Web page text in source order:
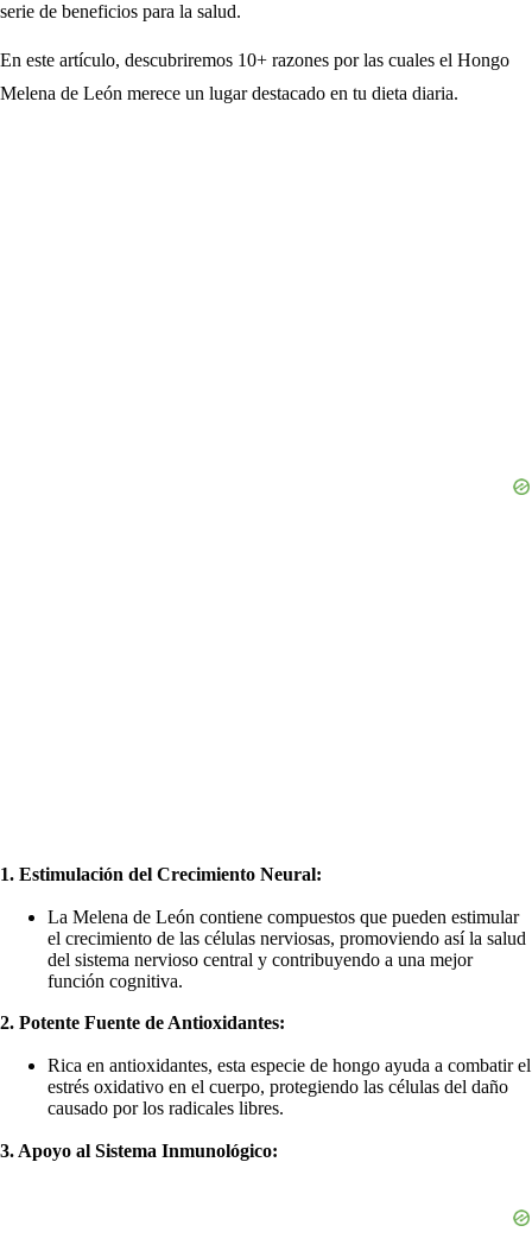
serie de beneficios para la salud.
En este artículo, descubriremos 10+ razones por las cuales el Hongo
Melena de León merece un lugar destacado en tu dieta diaria.
1. Estimulación del Crecimiento Neural:
La Melena de León contiene compuestos que pueden estimular
el crecimiento de las células nerviosas, promoviendo así la salud
del sistema nervioso central y contribuyendo a una mejor
función cognitiva.
2. Potente Fuente de Antioxidantes:
Rica en antioxidantes, esta especie de hongo ayuda a combatir el
estrés oxidativo en el cuerpo, protegiendo las células del daño
causado por los radicales libres.
3. Apoyo al Sistema Inmunológico: